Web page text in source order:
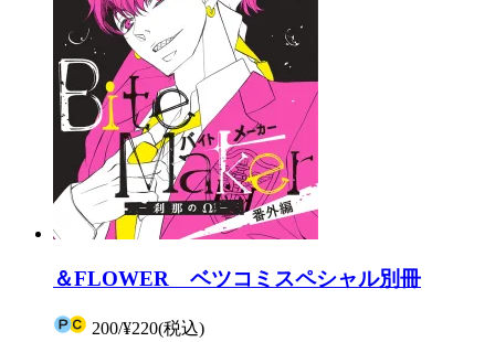
＆FLOWER ベツコミスペシャル別冊
200/¥220(税込)